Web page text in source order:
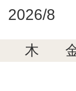
2026/8
木